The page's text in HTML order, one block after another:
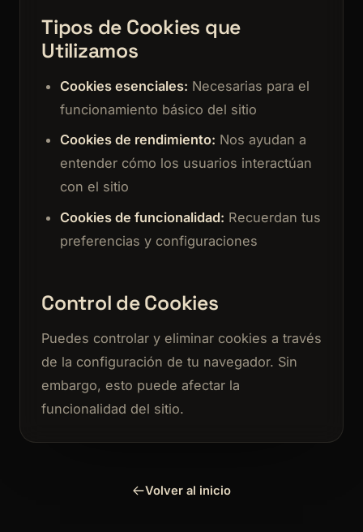
Tipos de Cookies que
Utilizamos
Cookies esenciales: Necesarias para el
funcionamiento básico del sitio
Cookies de rendimiento: Nos ayudan a
entender cómo los usuarios interactúan
con el sitio
Cookies de funcionalidad: Recuerdan tus
preferencias y configuraciones
Control de Cookies
Puedes controlar y eliminar cookies a través
de la configuración de tu navegador. Sin
embargo, esto puede afectar la
funcionalidad del sitio.
Volver al inicio